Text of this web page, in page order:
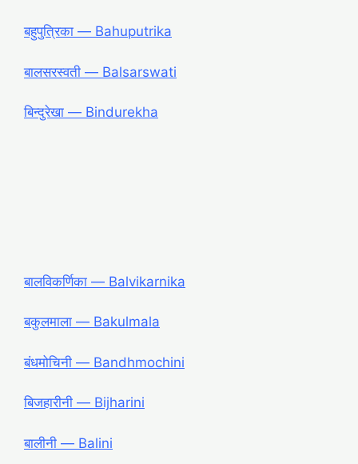
बहुपुत्रिका ― Bahuputrika
बालसरस्वती ― Balsarswati
बिन्दुरेखा ― Bindurekha
बालविकर्णिका ― Balvikarnika
बकुलमाला ― Bakulmala
बंधमोचिनी ― Bandhmochini
बिजहारीनी ― Bijharini
बालीनी ― Balini